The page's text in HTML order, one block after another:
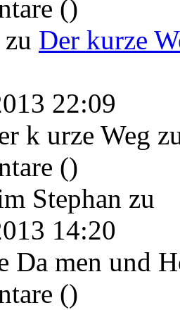
()
zu Der kurze
22:09
k urze Weg
()
Stephan zu
14:20
Da men und
()